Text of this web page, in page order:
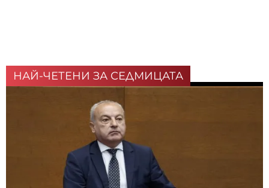
НАЙ-ЧЕТЕНИ ЗА СЕДМИЦАТА